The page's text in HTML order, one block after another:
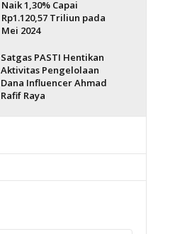
Naik 1,30% Capai
Rp1.120,57 Triliun pada
Mei 2024
Satgas PASTI Hentikan
Aktivitas Pengelolaan
Dana Influencer Ahmad
Rafif Raya